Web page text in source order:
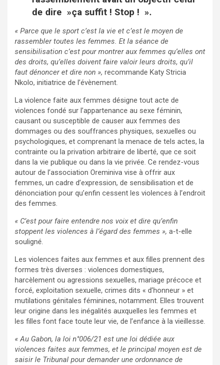
de dire »ça suffit ! Stop ! ».
« Parce que le sport c’est la vie et c’est le moyen de
rassembler toutes les femmes. Et la séance de
sensibilisation c’est pour montrer aux femmes qu’elles ont
des droits, qu’elles doivent faire valoir leurs droits, qu’il
faut dénoncer et dire non », recommande Katy Stricia
Nkolo, initiatrice de l’évènement.
La violence faite aux femmes désigne tout acte de
violences fondé sur l’appartenance au sexe féminin,
causant ou susceptible de causer aux femmes des
dommages ou des souffrances physiques, sexuelles ou
psychologiques, et comprenant la menace de tels actes, la
contrainte ou la privation arbitraire de liberté, que ce soit
dans la vie publique ou dans la vie privée. Ce rendez-vous
autour de l’association Oreminiva vise à offrir aux
femmes, un cadre d’expression, de sensibilisation et de
dénonciation pour qu’enfin cessent les violences à l’endroit
des femmes.
« C’est pour faire entendre nos voix et dire qu’enfin
stoppent les violences à l’égard des femmes », a-t-elle
souligné.
Les violences faites aux femmes et aux filles prennent des
formes très diverses : violences domestiques,
harcèlement ou agressions sexuelles, mariage précoce et
forcé, exploitation sexuelle, crimes dits « d’honneur » et
mutilations génitales féminines, notamment. Elles trouvent
leur origine dans les inégalités auxquelles les femmes et
les filles font face toute leur vie, de l’enfance à la vieillesse.
« Au Gabon, la loi n°006/21 est une loi dédiée aux
violences faites aux femmes, et le principal moyen est de
saisir le Tribunal pour demander une ordonnance de